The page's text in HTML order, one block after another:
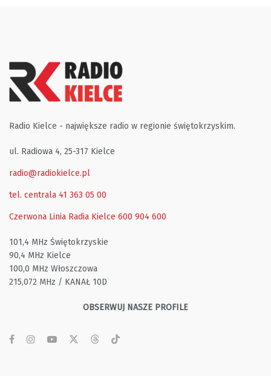
Radio Kielce - największe radio w regionie świętokrzyskim.
ul. Radiowa 4, 25-317 Kielce
radio@radiokielce.pl
tel. centrala 41 363 05 00
Czerwona Linia Radia Kielce 600 904 600
101,4 MHz Świętokrzyskie
90,4 MHz Kielce
100,0 MHz Włoszczowa
215,072 MHz / KANAŁ 10D
OBSERWUJ NASZE PROFILE